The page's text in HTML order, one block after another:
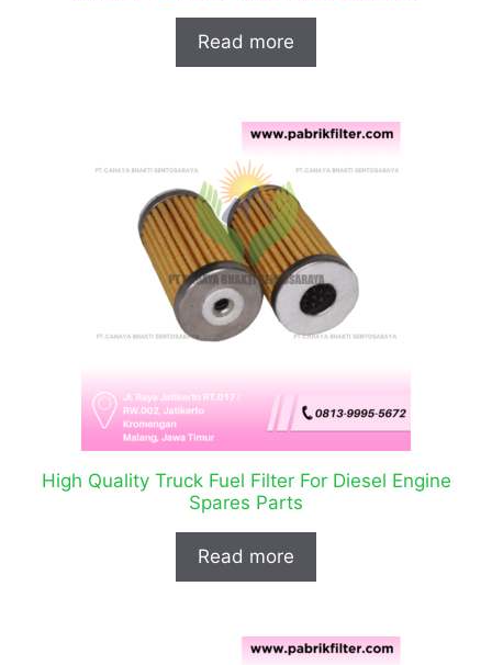
Read more
High Quality Truck Fuel Filter For Diesel Engine
Spares Parts
Read more